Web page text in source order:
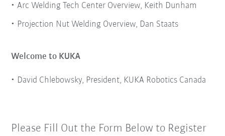
Arc Welding Tech Center Overview, Keith Dunham
Projection Nut Welding Overview, Dan Staats
Welcome to KUKA
David Chlebowsky, President, KUKA Robotics Canada
Please Fill Out the Form Below to Register